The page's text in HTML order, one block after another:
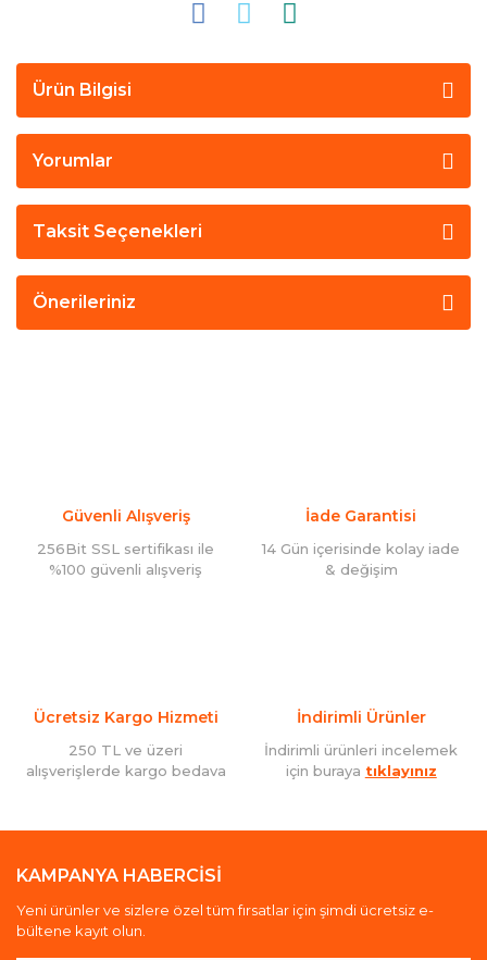
Ürün Bilgisi
Yorumlar
Taksit Seçenekleri
Önerileriniz
Güvenli Alışveriş
256Bit SSL sertifikası ile
%100 güvenli alışveriş
İade Garantisi
14 Gün içerisinde kolay iade
& değişim
Ücretsiz Kargo Hizmeti
250 TL ve üzeri
alışverişlerde kargo bedava
İndirimli Ürünler
İndirimli ürünleri incelemek
için buraya tıklayınız
KAMPANYA HABERCİSİ
Yeni ürünler ve sizlere özel tüm fırsatlar için şimdi ücretsiz e-
bültene kayıt olun.